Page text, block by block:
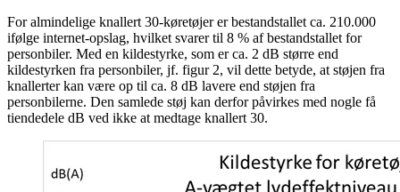
For almindelige knallert 30-køretøjer er bestandstallet ca. 210.000
ifølge internet-opslag, hvilket svarer til 8 % af bestandstallet for
personbiler. Med en kildestyrke, som er ca. 2 dB større end
kildestyrken fra personbiler, jf. figur 2, vil dette betyde, at støjen fra
knallerter kan være op til ca. 8 dB lavere end støjen fra
personbilerne. Den samlede støj kan derfor påvirkes med nogle få
tiendedele dB ved ikke at medtage knallert 30.